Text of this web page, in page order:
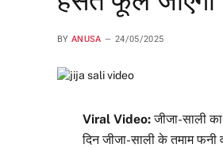
BY ANUSA 24/05/2025
Viral Video:जीजा-साली
दिन जीजा-साली के तमाम फनी